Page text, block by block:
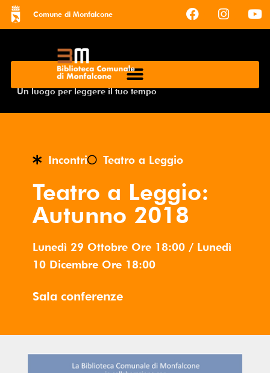
Comune di Monfalcone
Un luogo per leggere il tuo tempo
Incontri Teatro a Leggio
Teatro a Leggio:
Autunno 2018
Lunedì 29 Ottobre Ore 18:00 / Lunedì
10 Dicembre Ore 18:00
Sala conferenze